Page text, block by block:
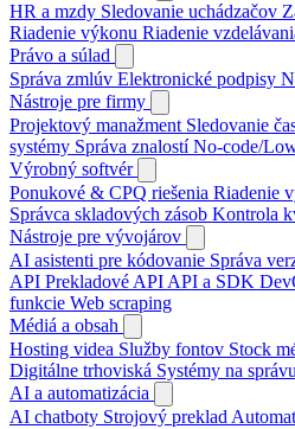
HR a mzdy Sledovanie uchádzačov
Riadenie výkonu Riadenie
Právo a súlad
Správa zmlúv Elektronické podpisy
Nástroje pre firmy
Projektový manažment Sledovanie
systémy Správa znalostíNo-code/
Výrobný softvér
Ponukové & CPQ riešenia Riadenie
Správca skladových zásob Kontrola
Nástroje pre vývojárov
AI asistenti pre kódovanie Správa
API Prekladové API API a SDK
funkcie Web scraping
Médiá a obsah
Hosting videa Služby fontov Stock
Digitálne trhoviská Systémy na
AI a automatizácia
AI chatboty Strojový preklad